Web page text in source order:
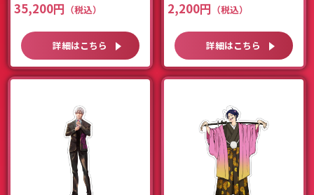
35,200円
詳細はこちら
2,200円
詳細はこちら